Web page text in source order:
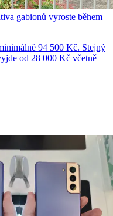
gabionů vyroste během
94 500 Kč. Stejný
od 28 000 Kč včetně